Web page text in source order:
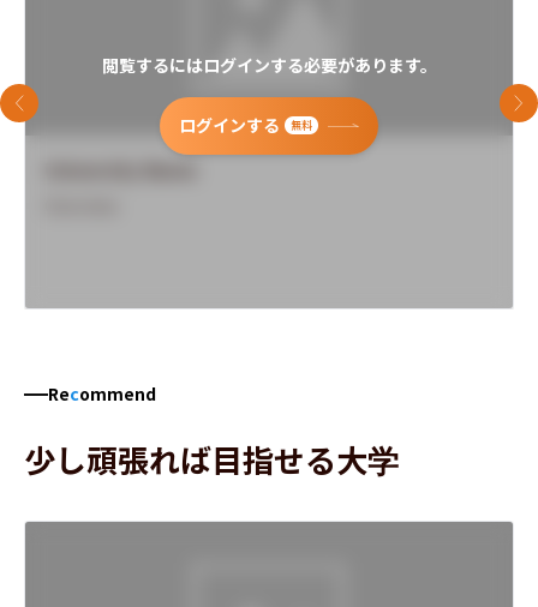
閲覧するにはログインする必要があります。
ログインする 無料
前のスライド 次
Recommend
少し頑張れば目指せる大学